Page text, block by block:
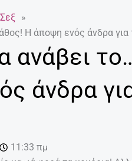
»
Η άποψη ενός άνδρα
ανάβει
άνδρα
11:33 πμ